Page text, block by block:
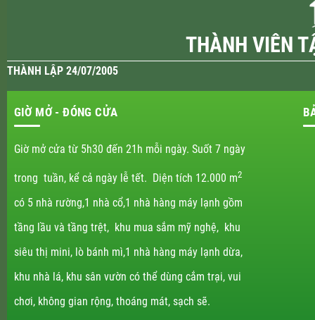
THÀNH VIÊN
THÀNH LẬP 24/07/2005
GIỜ MỞ - ĐÓNG CỬA
Giờ mở cửa từ 5h30 đến 21h mỗi ngày. Suốt 7 ngày
trong tuần, kể cả ngày lễ tết. Diện tích 12.000 m2
có 5 nhà rường,1 nhà cổ,1 nhà hàng máy lạnh gồm
tầng lầu và tầng trệt, khu mua sắm mỹ nghệ, khu
siêu thị mini, lò bánh mì,1 nhà hàng máy lạnh dừa,
khu nhà lá, khu sân vườn có thể dùng cắm trại, vui
chơi, không gian rộng, thoáng mát, sạch sẽ.